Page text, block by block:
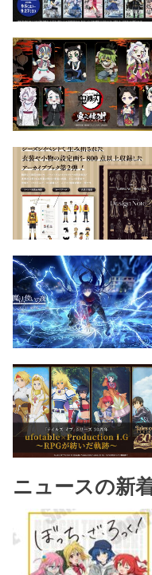
ニュースの新